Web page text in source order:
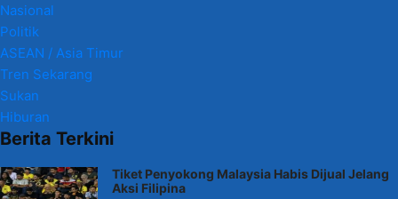
Nasional
Politik
ASEAN / Asia Timur
Tren Sekarang
Sukan
Hiburan
Berita Terkini
Tiket Penyokong Malaysia Habis Dijual Jelang
Aksi Filipina